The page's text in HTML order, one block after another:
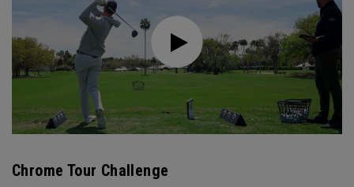
Chrome Tour Challenge